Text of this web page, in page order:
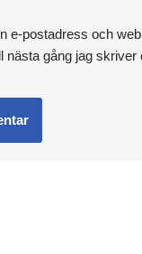
e-postadress och
nästa gång jag skriver